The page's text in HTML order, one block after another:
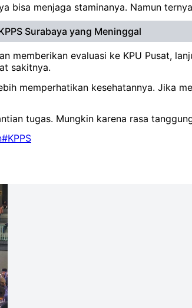
bisa menjaga staminanya. Namun
Surabaya yang Meninggal
memberikan evaluasi ke KPU Pusat,
sakitnya.
memperhatikan kesehatannya. Jika
tugas. Mungkin karena rasa
#KPPS